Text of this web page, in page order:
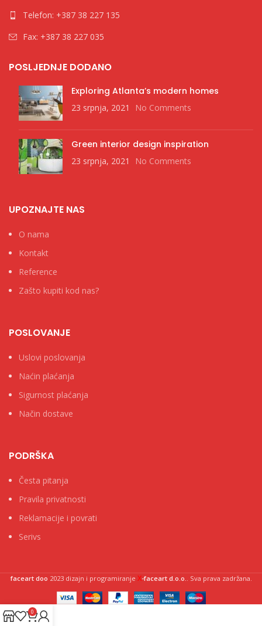
Telefon: +387 38 227 135
Fax: +387 38 227 035
POSLJEDNJE DODANO
Exploring Atlanta’s modern homes
23 srpnja, 2021 No Comments
Green interior design inspiration
23 srpnja, 2021 No Comments
UPOZNAJTE NAS
O nama
Kontakt
Reference
Zašto kupiti kod nas?
POSLOVANJE
Uslovi poslovanja
Naćin plaćanja
Sigurnost plaćanja
Način dostave
PODRŠKA
Česta pitanja
Pravila privatnosti
Reklamacije i povrati
Serivs
faceart doo 2023 dizajn i programiranje X-faceart d.o.o.. Sva prava zadržana.
0